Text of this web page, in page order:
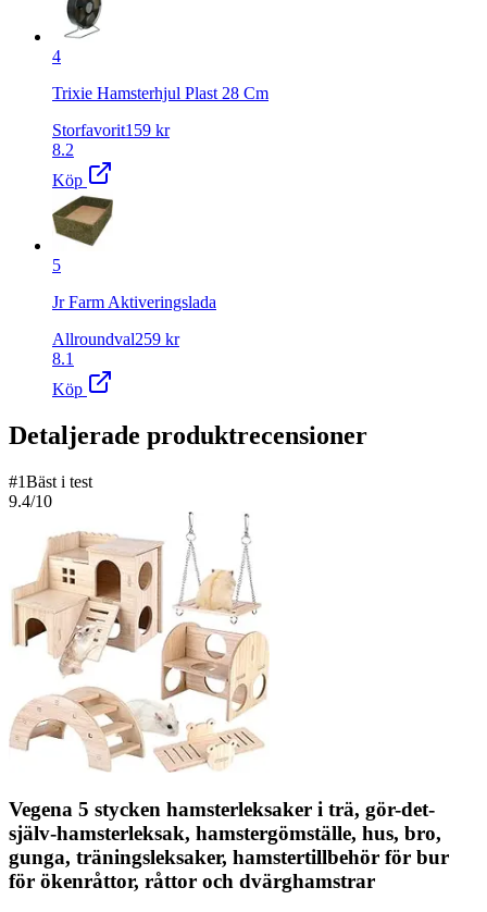
4
Trixie Hamsterhjul Plast 28 Cm
Storfavorit159 kr
8.2
Köp
5
Jr Farm Aktiveringslada
Allroundval259 kr
8.1
Köp
Detaljerade produktrecensioner
#1Bäst i test
9.4/10
Vegena 5 stycken hamsterleksaker i trä, gör-det-
själv-hamsterleksak, hamstergömställe, hus, bro,
gunga, träningsleksaker, hamstertillbehör för bur
för ökenråttor, råttor och dvärghamstrar